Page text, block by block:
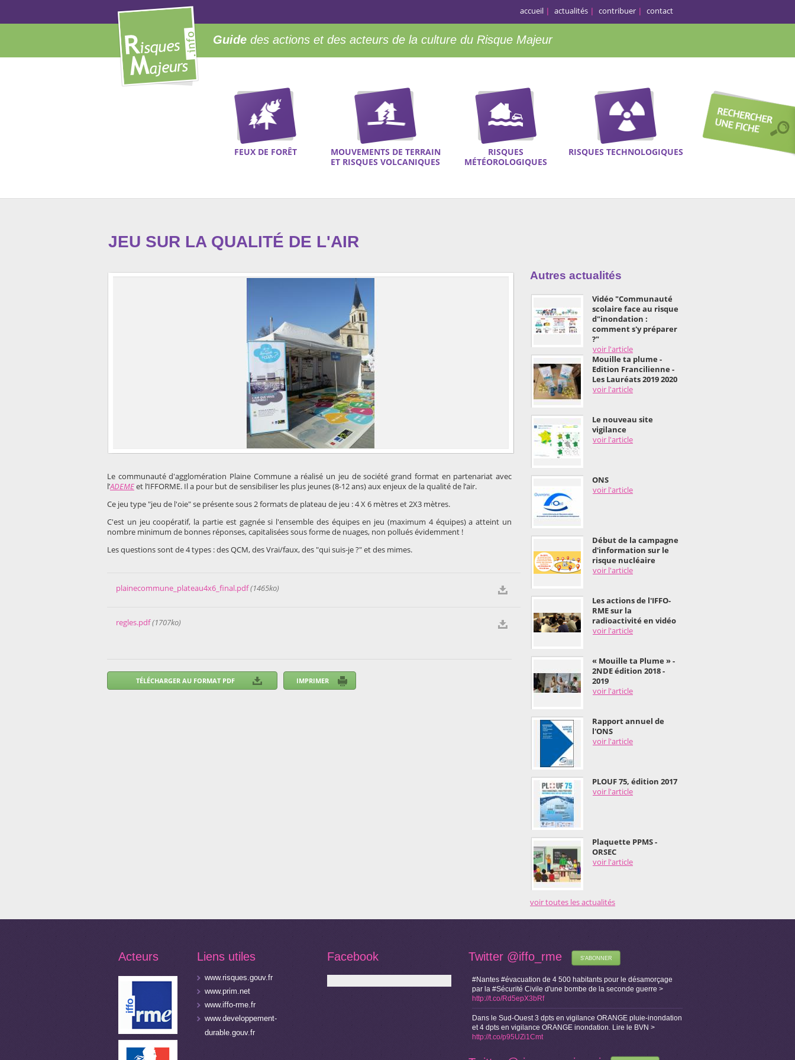
accueil actualités contribuer contact
Guide des actions et des acteurs de la culture du Risque Majeur
FEUX DE FORÊT
MOUVEMENTS DE TERRAIN
ET RISQUES VOLCANIQUES
RISQUES
MÉTÉOROLOGIQUES
RISQUES TECHNOLOGIQUES
JEU SUR LA QUALITÉ DE L'AIR
Le communauté d'agglomération Plaine Commune a réalisé un jeu de société grand format en partenariat avec
l’ADEMEet l’IFFORME. Il a pour but de sensibiliser les plus jeunes (8-12 ans) aux enjeux de la qualité de l’air.
Ce jeu type "jeu de l'oie" se présente sous 2 formats de plateau de jeu : 4 X 6 mètres et 2X3 mètres.
C'est un jeu coopératif, la partie est gagnée si l'ensemble des équipes en jeu (maximum 4 équipes) a atteint un
nombre minimum de bonnes réponses, capitalisées sous forme de nuages, non pollués évidemment !
Les questions sont de 4 types : des QCM, des Vrai/faux, des "qui suis-je ?" et des mimes.
plainecommune_plateau4x6_final.pdf(1465ko)
regles.pdf(1707ko)
Autres actualités
Vidéo "Communauté
scolaire face au risque
d"inondation :
comment s'y préparer
?"
voir l'article
Mouille ta plume -
Edition Francilienne -
Les Lauréats 2019 2020
voir l'article
Le nouveau site
vigilance
voir l'article
ONS
voir l'article
Début de la campagne
d'information sur le
risque nucléaire
voir l'article
Les actions de l'IFFO-
RME sur la
radioactivité en vidéo
voir l'article
« Mouille ta Plume » -
2NDE édition 2018 -
2019
voir l'article
Rapport annuel de
l'ONS
voir l'article
PLOUF 75, édition 2017
voir l'article
Plaquette PPMS -
ORSEC
voir l'article
voir toutes les actualités
Acteurs Liens utiles
www.risques.gouv.fr
www.prim.net
www.iffo-rme.fr
www.developpement-
durable.gouv.fr
Facebook Twitter @iffo_rme S'ABONNER
#Nantes #évacuation de 4 500 habitants pour le désamorçage
par la #Sécurité Civile d'une bombe de la seconde guerre >
http://t.co/Rd5epX3bRf
Dans le Sud-Ouest 3 dpts en vigilance ORANGE pluie-inondation
et 4 dpts en vigilance ORANGE inondation. Lire le BVN >
http://t.co/p95UZi1Cmt